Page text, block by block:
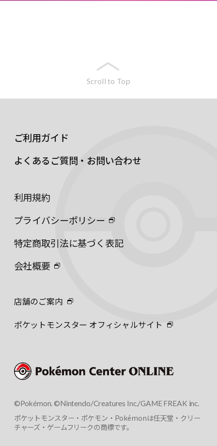
Scroll to Top
ご利用ガイド
よくあるご質問・お問い合わせ
利用規約
プライバシーポリシー
特定商取引法に基づく表記
会社概要
店舗のご案内
ポケットモンスター オフィシャルサイト
©Pokémon. ©Nintendo/Creatures Inc./GAME FREAK inc.
ポケットモンスター・ポケモン・Pokémonは任天堂・クリー
チャーズ・ゲームフリークの商標です。